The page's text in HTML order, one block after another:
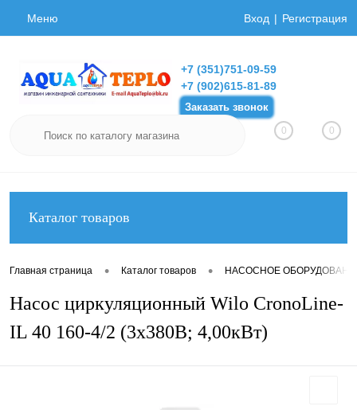
Меню Вход Регистрация
+7 (351)751-09-59
+7 (902)615-81-89
Заказать звонок
0 0
Каталог товаров
Главная страница • Каталог товаров • НАСОСНОЕ
Насос циркуляционный Wilo CronoLine-
IL 40 160-4/2 (3х380В; 4,00кВт)